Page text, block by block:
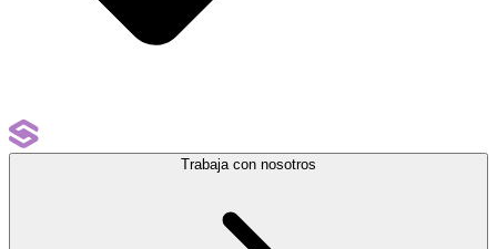
Trabaja con nosotros